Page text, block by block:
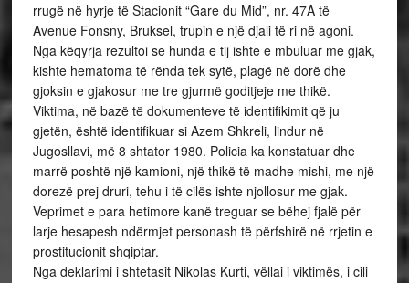
rrugë në hyrje të Stacionit “Gare du Mid”, nr. 47A të
Avenue Fonsny, Bruksel, trupin e një djali të ri në agoni.
Nga këqyrja rezultoi se hunda e tij ishte e mbuluar me gjak,
kishte hematoma të rënda tek sytë, plagë në dorë dhe
gjoksin e gjakosur me tre gjurmë goditjeje me thikë.
Viktima, në bazë të dokumenteve të identifikimit që ju
gjetën, është identifikuar si Azem Shkreli, lindur në
Jugosllavi, më 8 shtator 1980. Policia ka konstatuar dhe
marrë poshtë një kamioni, një thikë të madhe mishi, me një
dorezë prej druri, tehu i të cilës ishte njollosur me gjak.
Veprimet e para hetimore kanë treguar se bëhej fjalë për
larje hesapesh ndërmjet personash të përfshirë në rrjetin e
prostitucionit shqiptar.
Nga deklarimi i shtetasit Nikolas Kurti, vëllai i viktimës, i cili